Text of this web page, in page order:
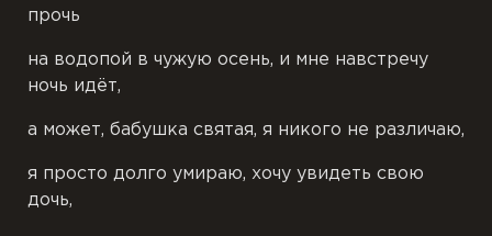
прочь
на водопой в чужую осень, и мне навстречу
ночь идёт,
а может, бабушка святая, я никого не различаю,
я просто долго умираю, хочу увидеть свою
дочь,